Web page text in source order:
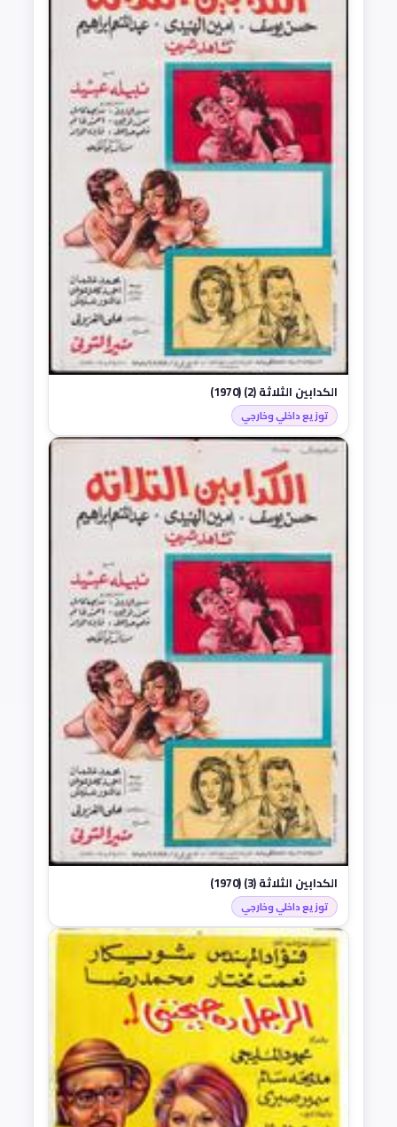
الكدابين الثلاثة (2) (1970)
توزيع داخلي وخارجي
الكدابين الثلاثة (3) (1970)
توزيع داخلي وخارجي